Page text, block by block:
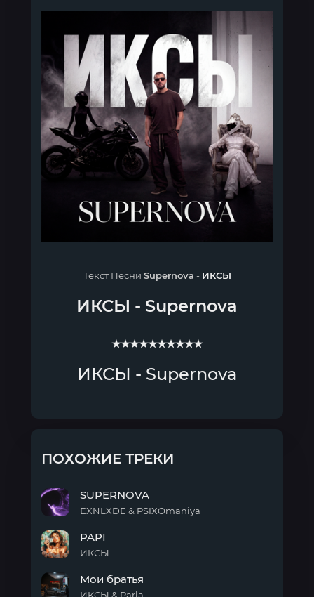
Текст Песни Supernova - ИКСЫ
ИКСЫ - Supernova
★★★★★★★★★★
ИКСЫ - Supernova
ПОХОЖИЕ ТРЕКИ
SUPERNOVA
EXNLXDE & PSIXOmaniya
PAPI
ИКСЫ
Мои братья